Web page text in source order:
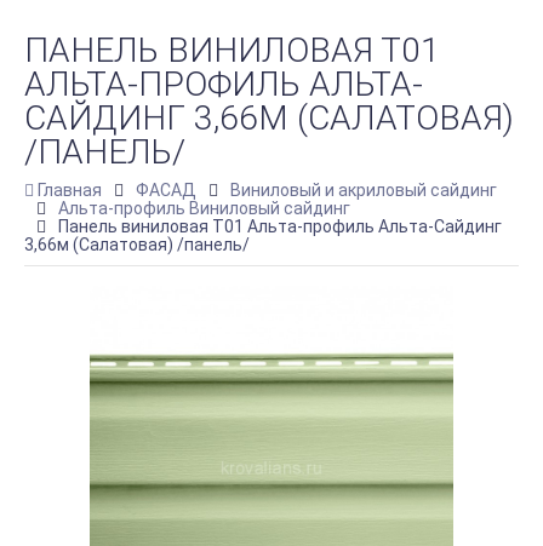
ПАНЕЛЬ ВИНИЛОВАЯ Т01
АЛЬТА-ПРОФИЛЬ АЛЬТА-
САЙДИНГ 3,66М (САЛАТОВАЯ)
/ПАНЕЛЬ/
Главная ФАСАД
Виниловый и акриловый сайдинг
Альта-профиль Виниловый сайдинг
Панель виниловая Т01 Альта-профиль Альта-Сайдинг
3,66м (Салатовая) /панель/